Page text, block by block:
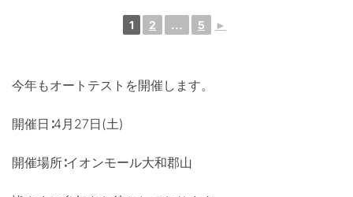
1 2 ... 5 ►
今年もオートテストを開催します。
開催日∶4月27日(土)
開催場所∶イオンモール大和郡山